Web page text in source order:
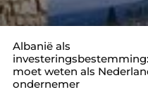
Albanië als
moet weten als
ondernemer